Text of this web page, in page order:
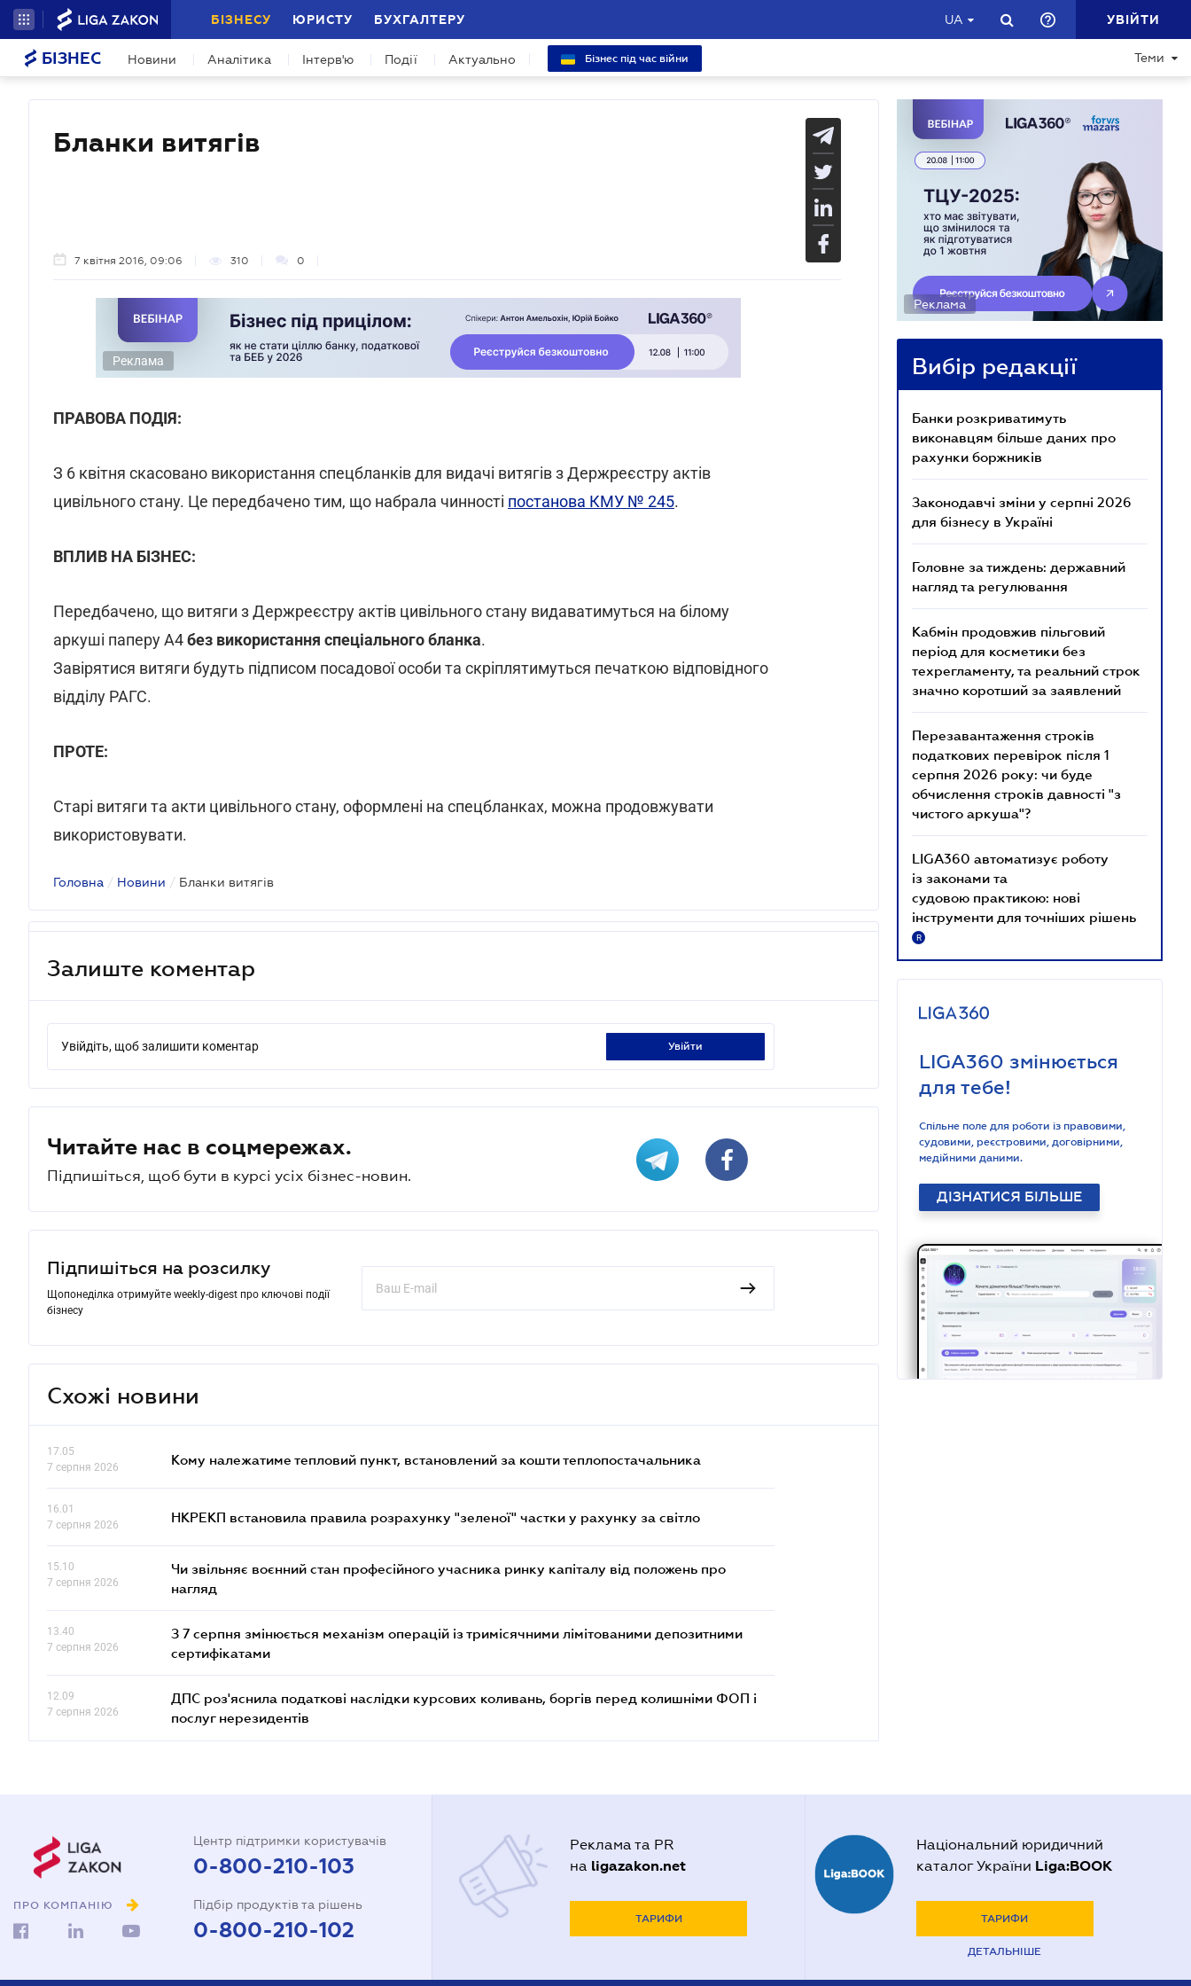
БІЗНЕСУ ЮРИСТУ БУХГАЛТЕРУ UA УВІЙТИ
БІЗНЕС Новини Аналітика Інтерв'ю Події Актуально Бізнес під час війни Теми
Бланки витягів
7 квітня 2016, 09:06 310 0
Реклама
ПРАВОВА ПОДІЯ:
З 6 квітня скасовано використання спецбланків для видачі витягів з Держреєстру актів
цивільного стану. Це передбачено тим, що набрала чинності постанова КМУ № 245.
ВПЛИВ НА БІЗНЕС:
Передбачено, що витяги з Держреєстру актів цивільного стану видаватимуться на білому
аркуші паперу А4без використання спеціального бланка.
Завірятися витяги будуть підписом посадової особи та скріплятимуться печаткою відповідного
відділу РАГС.
ПРОТЕ:
Старі витяги та акти цивільного стану, оформлені на спецбланках, можна продовжувати
використовувати.
Головна / Новини / Бланки витягів
Залиште коментар
Увійдіть, щоб залишити коментар увійти
Читайте нас в соцмережах.
Підпишіться, щоб бути в курсі усіх бізнес-новин.
Підпишіться на розсилку
Щопонеділка отримуйте weekly-digest про ключові події
бізнесу
Схожі новини
17.05
7 серпня 2026
Кому належатиме тепловий пункт, встановлений за кошти теплопостачальника
16.01
7 серпня 2026
НКРЕКП встановила правила розрахунку "зеленої" частки у рахунку за світло
15.10
7 серпня 2026
Чи звільняє воєнний стан професійного учасника ринку капіталу від положень про
нагляд
13.40
7 серпня 2026
З 7 серпня змінюється механізм операцій із тримісячними лімітованими депозитними
сертифікатами
12.09
7 серпня 2026
ДПС роз'яснила податкові наслідки курсових коливань, боргів перед колишніми ФОП і
послуг нерезидентів
Реклама
Вибір редакції
Банки розкриватимуть
виконавцям більше даних про
рахунки боржників
Законодавчі зміни у серпні 2026
для бізнесу в Україні
Головне за тиждень: державний
нагляд та регулювання
Кабмін продовжив пільговий
період для косметики без
техрегламенту, та реальний строк
значно коротший за заявлений
Перезавантаження строків
податкових перевірок після 1
серпня 2026 року: чи буде
обчислення строків давності "з
чистого аркуша"?
LIGA360 автоматизує роботу
із законами та
судовою практикою: нові
інструменти для точніших рішень
R
LIGA360 змінюється
для тебе!
Спільне поле для роботи із правовими,
судовими, реєстровими, договірними,
медійними даними.
ДІЗНАТИСЯ БІЛЬШЕ
ПРО КОМПАНІЮ
Центр підтримки користувачів
0-800-210-103
Підбір продуктів та рішень
0-800-210-102
Реклама та PR
на ligazakon.net
ТАРИФИ
Національний юридичний
каталог України Liga:BOOK
ТАРИФИ
ДЕТАЛЬНІШЕ